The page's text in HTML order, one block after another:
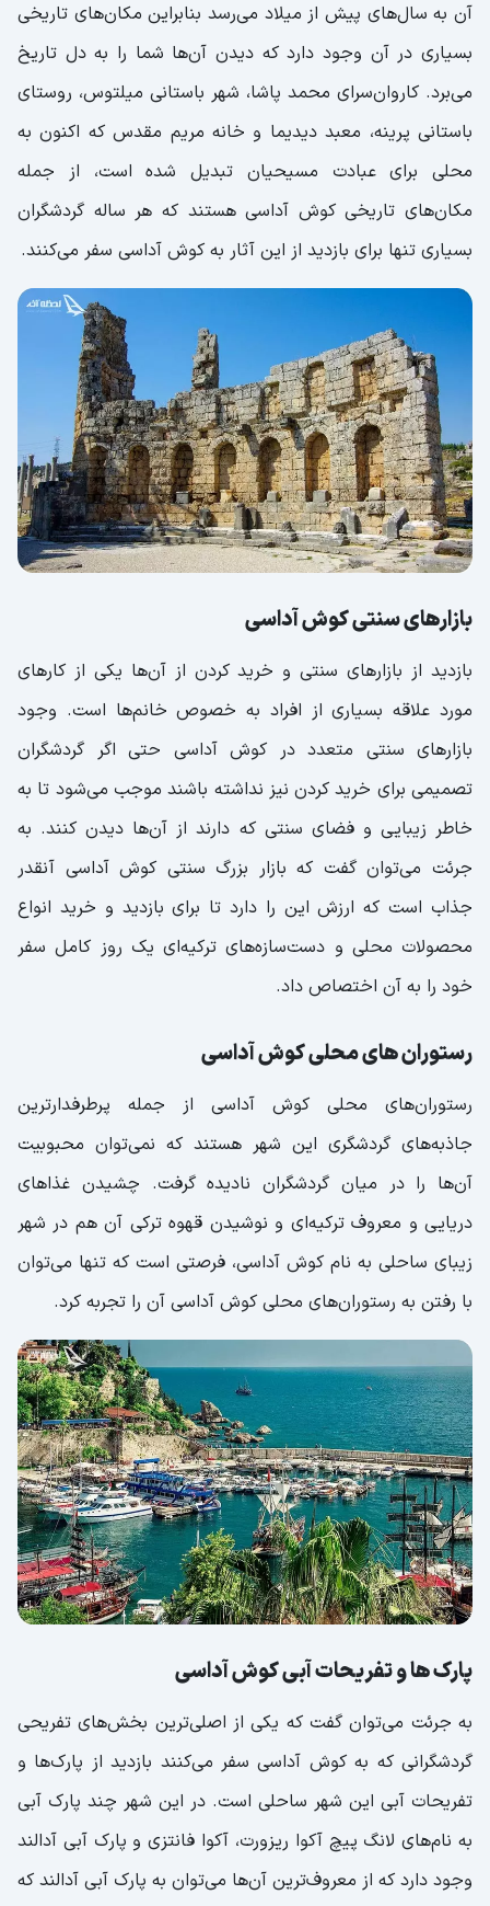
آن به سال‌های پیش از میلاد می‌رسد بنابراین مکان‌های تاریخی
بسیاری در آن وجود دارد که دیدن آن‌ها شما را به دل تاریخ
می‌برد. کاروان‌سرای محمد پاشا، شهر باستانی میلتوس، روستای
باستانی پرینه، معبد دیدیما و خانه مریم مقدس که اکنون به
محلی برای عبادت مسیحیان تبدیل شده است، از جمله
مکان‌های تاریخی کوش آداسی هستند که هر ساله گردشگران
بسیاری تنها برای بازدید از این آثار به کوش آداسی سفر می‌کنند.
بازارهای سنتی کوش آداسی
بازدید از بازارهای سنتی و خرید کردن از آن‌ها یکی از کارهای
مورد علاقه بسیاری از افراد به خصوص خانم‌ها است. وجود
بازارهای سنتی متعدد در کوش آداسی حتی اگر گردشگران
تصمیمی برای خرید کردن نیز نداشته باشند موجب می‌شود تا به
خاطر زیبایی و فضای سنتی که دارند از آن‌ها دیدن کنند. به
جرئت می‌توان گفت که بازار بزرگ سنتی کوش آداسی آنقدر
جذاب است که ارزش این را دارد تا برای بازدید و خرید انواع
محصولات محلی و دست‌سازه‌های ترکیه‌ای یک روز کامل سفر
خود را به آن اختصاص داد.
رستوران های محلی کوش آداسی
رستوران‌های محلی کوش آداسی از جمله پرطرفدارترین
جاذبه‌های گردشگری این شهر هستند که نمی‌توان محبوبیت
آن‌ها را در میان گردشگران نادیده گرفت. چشیدن غذاهای
دریایی و معروف ترکیه‌ای و نوشیدن قهوه ترکی آن هم در شهر
زیبای ساحلی به نام کوش آداسی، فرصتی است که تنها می‌توان
با رفتن به رستوران‌های محلی کوش ‌آداسی آن را تجربه کرد.
پارک ها و تفریحات آبی کوش آداسی
به جرئت می‌توان گفت که یکی از اصلی‌ترین بخش‌های تفریحی
گردشگرانی که به کوش آداسی سفر می‌کنند بازدید از پارک‌ها و
تفریحات آبی این شهر ساحلی است. در این شهر چند پارک آبی
به نام‌های لانگ پیچ آکوا ریزورت، آکوا فانتزی و پارک آبی آدالند
وجود دارد که از معروف‌ترین آن‌ها می‌توان به پارک آبی آدالند که